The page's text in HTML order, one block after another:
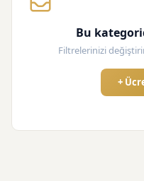
Bu
Filtrelerinizi
+